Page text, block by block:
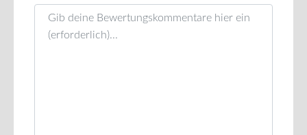
Rezensionstext